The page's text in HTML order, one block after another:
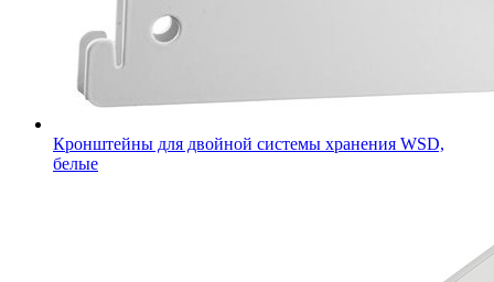
Кронштейны для двойной системы хранения WSD,
белые